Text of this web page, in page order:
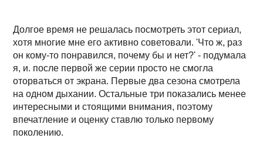
Долгое время не решалась посмотреть этот сериал,
хотя многие мне его активно советовали. 'Что ж, раз
он кому-то понравился, почему бы и нет?' - подумала
я, и. после первой же серии просто не смогла
оторваться от экрана. Первые два сезона смотрела
на одном дыхании. Остальные три показались менее
интересными и стоящими внимания, поэтому
впечатление и оценку ставлю только первому
поколению.